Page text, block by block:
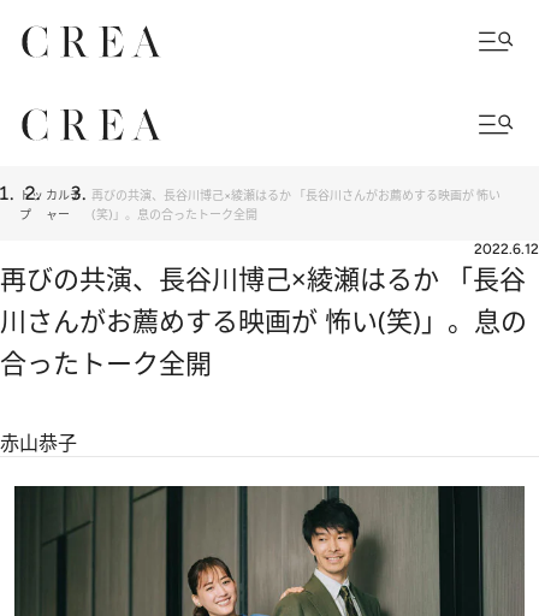
トッ
プ
カルチ
ャー
再びの共演、長谷川博己×綾瀬はるか 「長谷川さんがお薦めする映画が 怖い
(笑)」。息の合ったトーク全開
2022.6.12
再びの共演、長谷川博己×綾瀬はるか 「長谷
川さんがお薦めする映画が 怖い(笑)」。息の
合ったトーク全開
赤山恭子